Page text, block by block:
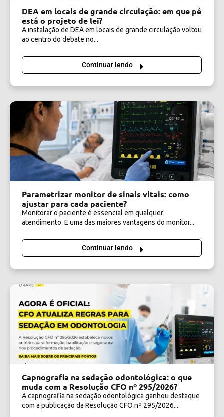
DEA em locais de grande circulação: em que pé
está o projeto de lei?
A instalação de DEA em locais de grande circulação voltou
ao centro do debate no...
Continuar lendo
Parametrizar monitor de sinais vitais: como
ajustar para cada paciente?
Monitorar o paciente é essencial em qualquer
atendimento. E uma das maiores vantagens do monitor...
Continuar lendo
Capnografia na sedação odontológica: o que
muda com a Resolução CFO nº 295/2026?
A capnografia na sedação odontológica ganhou destaque
com a publicação da Resolução CFO nº 295/2026....